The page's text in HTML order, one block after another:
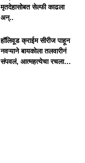
मृतदेहासोबत सेल्फी काढला
अन्..
हॉलिवूड क्राईम सीरीज पाहून
नवऱ्याने बायकोला तलवारीनं
संपवलं, आत्महत्येचा रचला